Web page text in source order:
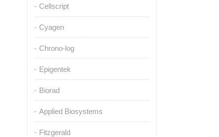
Cellscript
Cyagen
Chrono-log
Epigentek
Biorad
Applied Biosystems
Fitzgerald